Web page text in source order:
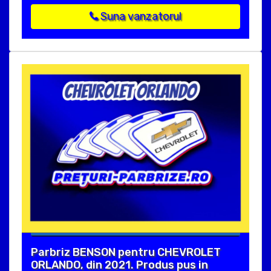
Suna vanzatorul
Parbriz BENSON pentru CHEVROLET
ORLANDO, din 2021. Produs pus in